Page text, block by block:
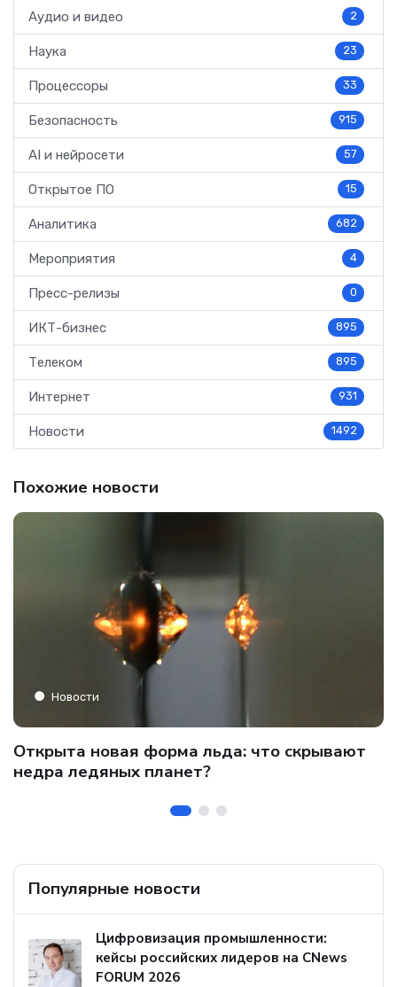
Аудио и видео 2
Наука 23
Процессоры 33
Безопасность 915
AI и нейросети 57
Открытое ПО 15
Аналитика 682
Мероприятия 4
Пресс-релизы 0
ИКТ-бизнес 895
Телеком 895
Интернет 931
Новости 1492
Похожие новости
Новости
Открыта новая форма льда: что скрывают
недра ледяных планет?
Популярные новости
Цифровизация промышленности:
кейсы российских лидеров на CNews
FORUM 2026